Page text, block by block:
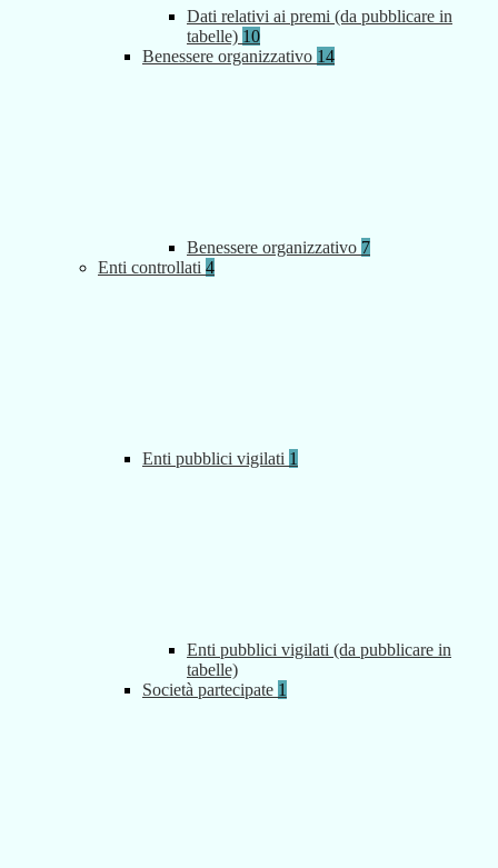
Dati relativi ai premi (da pubblicare in
tabelle) 10
Benessere organizzativo 14
Benessere organizzativo 7
Enti controllati 4
Enti pubblici vigilati 1
Enti pubblici vigilati (da pubblicare in
tabelle)
Società partecipate 1